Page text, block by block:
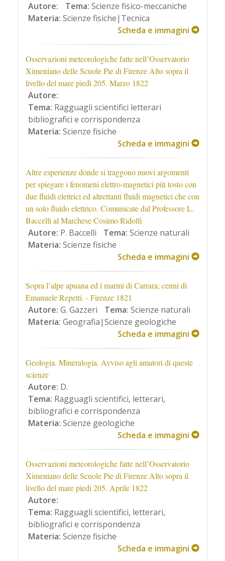
Autore: Tema: Scienze fisico-meccaniche
Materia: Scienze fisiche|Tecnica
Scheda e immagini
Osservazioni meteorologiche fatte nell’Osservatorio
Ximeniano delle Scuole Pie di Firenze Alto sopra il
livello del mare piedi 205. Marzo 1822
Autore:
Tema: Ragguagli scientifici letterari
bibliografici e corrispondenza
Materia: Scienze fisiche
Scheda e immagini
Altre esperienze donde si traggono nuovi argomenti
per spiegare i fenomeni elettro-magnetici più tosto con
due fluidi elettrici ed altrettanti fluidi magnetici che con
un solo fluido elettrico. Comunicate dal Professore L.
Baccelli al Marchese Cosimo Ridolfi
Autore: P. Baccelli Tema: Scienze naturali
Materia: Scienze fisiche
Scheda e immagini
Sopra l’alpe apuana ed i marmi di Carrara; cenni di
Emanuele Repetti. - Firenze 1821
Autore: G. Gazzeri Tema: Scienze naturali
Materia: Geografia|Scienze geologiche
Scheda e immagini
Geologia. Mineralogia. Avviso agli amatori di queste
scienze
Autore: D.
Tema: Ragguagli scientifici, letterari,
bibliografici e corrispondenza
Materia: Scienze geologiche
Scheda e immagini
Osservazioni meteorologiche fatte nell’Osservatorio
Ximeniano delle Scuole Pie di Firenze Alto sopra il
livello del mare piedi 205. Aprile 1822
Autore:
Tema: Ragguagli scientifici, letterari,
bibliografici e corrispondenza
Materia: Scienze fisiche
Scheda e immagini